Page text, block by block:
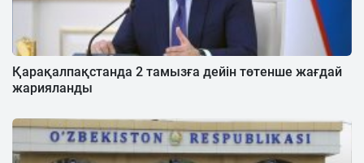
Қарақалпақстанда 2 тамызға дейін төтенше жағдай
жарияланды